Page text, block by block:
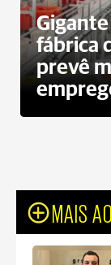
fábrica
prevê
MAIS